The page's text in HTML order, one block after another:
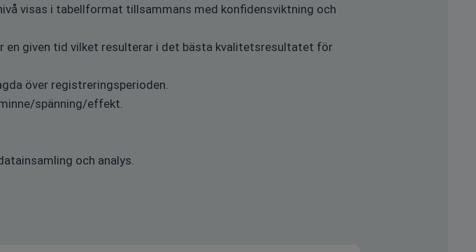
visas i tabellformat tillsammans med konfidensviktning och
en given tid vilket resulterar i det bästa kvalitetsresultatet för
över registreringsperioden.
spänning/effekt.
och analys.